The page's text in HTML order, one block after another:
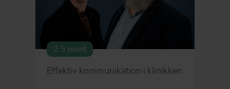
2.5 point
Effektiv kommunikation i klinikken